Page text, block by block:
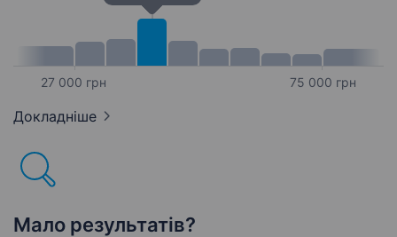
27 000 грн 75 000 грн
Докладніше
Мало результатів?